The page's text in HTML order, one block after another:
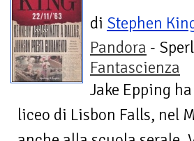
di Stephen
Pandora -
Fantascienza
Jake Epping
liceo di Lisbon Falls, nel